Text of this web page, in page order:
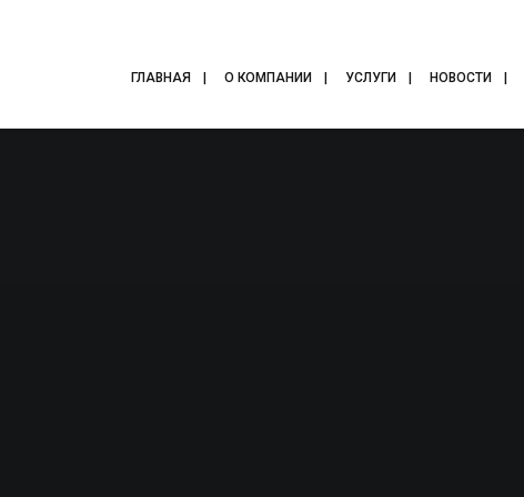
ГЛАВНАЯ О КОМПАНИИ УСЛУГИ НОВОСТИ